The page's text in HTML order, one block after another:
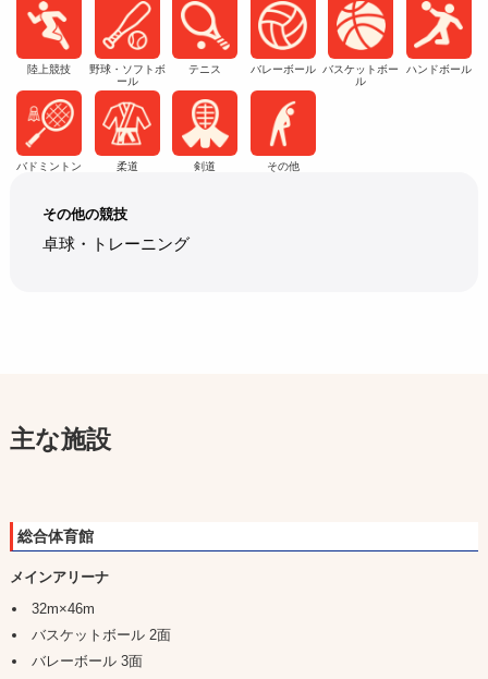
陸上競技
野球・ソフトボ
ール
テニス バレーボール
バスケットボー
ル
ハンドボール
バドミントン 柔道 剣道 その他
その他の競技
卓球・トレーニング
主な施設
総合体育館
メインアリーナ
32m×46m
バスケットボール 2面
バレーボール 3面